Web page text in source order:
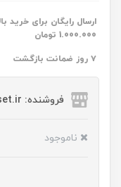
ارسال رایگان برای خرید
1.000.000 تومان
۷ روز ضمانت بازگشت
فروشنده: www.pinkiset.ir
ناموجود